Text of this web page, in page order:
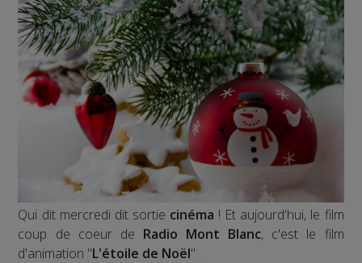
Qui dit mercredi dit sortie cinéma ! Et aujourd'hui, le film
coup de coeur de Radio Mont Blanc, c'est le film
d'animation "L'étoile de Noël" .